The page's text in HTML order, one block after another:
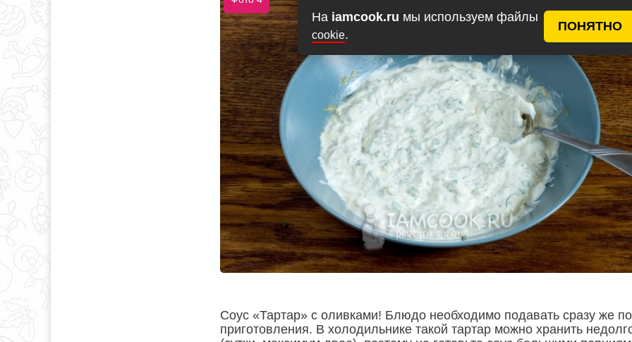
На iamcook.ru мы используем файлы
cookie.
ПОНЯТНО
Соус «Тартар» с оливками! Блюдо необходимо подавать сразу же
приготовления. В холодильнике такой тартар можно хранить